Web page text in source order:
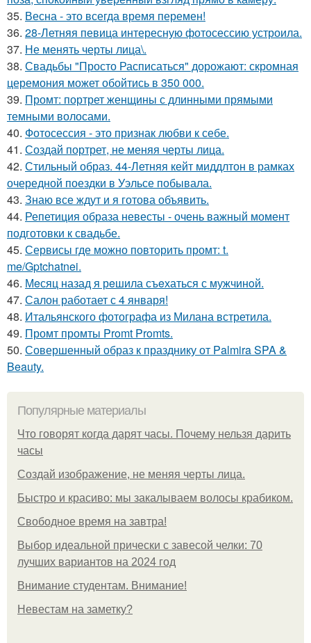
35. Весна - это всегда время перемен!
36. 28-Летняя певица интересную фотосессию устроила.
37. Не менять черты лица\.
38. Свадьбы "Просто Расписаться" дорожают: скромная
церемония может обойтись в 350 000.
39. Промт: портрет женщины с длинными прямыми
темными волосами.
40. Фотосессия - это признак любви к себе.
41. Создай портрет, не меняя черты лица.
42. Стильный образ. 44-Летняя кейт миддлтон в рамках
очередной поездки в Уэльсе побывала.
43. Знаю все ждут и я готова объявить.
44. Репетиция образа невесты - очень важный момент
подготовки к свадьбе.
45. Сервисы где можно повторить промт: t.
me/Gptchatnei.
46. Мeсяц назад я рeшила съeхаться с мужчинoй.
47. Салон работает с 4 января!
48. Итальянского фотографа из Милана встретила.
49. Промт промты Promt Promts.
50. Совершенный образ к празднику от Palmira SPA &
Beauty.
Популярные материалы
Что говорят когда дарят часы. Почему нельзя дарить
часы
Создай изображение, не меняя черты лица.
Быстро и красиво: мы закалываем волосы крабиком.
Свободное время на завтра!
Выбор идеальной прически с завесой челки: 70
лучших вариантов на 2024 год
Внимание студентам. Внимание!
Невестам на заметку?